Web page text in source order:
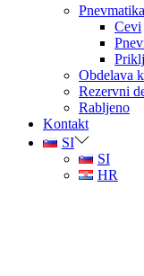
Pnevmatika
Cevi
Obdelava
Rezervni
Rabljeno
Kontakt
SI
SI
HR